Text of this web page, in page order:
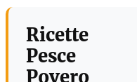
Ricette
Pesce
Povero